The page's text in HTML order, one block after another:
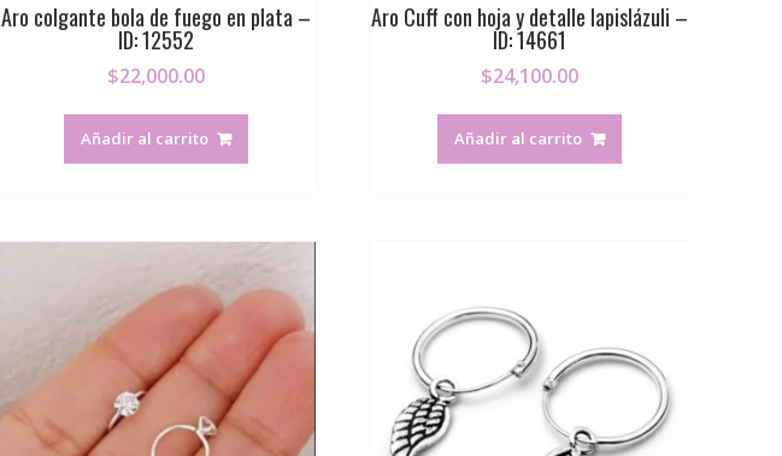
Aro colgante bola de fuego en plata –
ID: 12552
$22,000.00
Añadir al carrito
Aro Cuff con hoja y detalle lapislázuli –
ID: 14661
$24,100.00
Añadir al carrito